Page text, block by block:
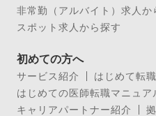
非常勤（アルバイト）求人か
スポット求人から探す
初めての方へ
サービス紹介
はじめて転
はじめての医師転職マニュア
キャリアパートナー紹介